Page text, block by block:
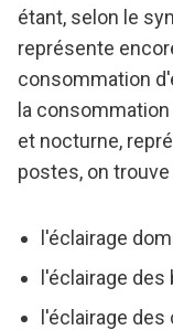
étant, selon le
représente
consommation
la
et nocturne,
postes, on trouve
l'éclairage
l'éclairage des
l'éclairage